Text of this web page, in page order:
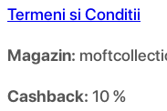
Termeni si Conditii
Magazin:
Cashback: 10 %